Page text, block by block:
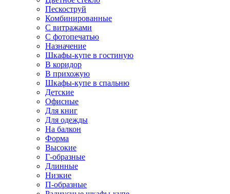
Пескоструй
Комбинированные
С витражами
С фотопечатью
Назначение
Шкафы-купе в гостиную
В коридор
В прихожую
Шкафы-купе в спальню
Детские
Офисные
Для книг
Для одежды
На балкон
Форма
Высокие
Г-образные
Длинные
Низкие
П-образные